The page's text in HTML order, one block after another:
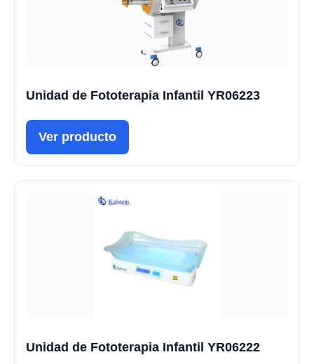
Unidad de Fototerapia Infantil YR06223
Ver producto
Unidad de Fototerapia Infantil YR06222